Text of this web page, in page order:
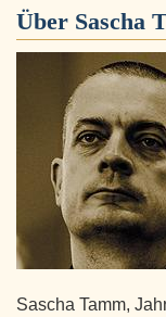
Über Sascha
Sascha Tamm,